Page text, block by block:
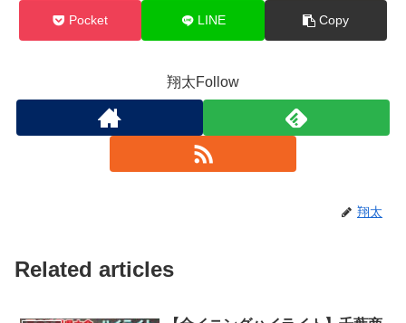
Pocket LINE Copy
翔太Follow
翔太
Related articles